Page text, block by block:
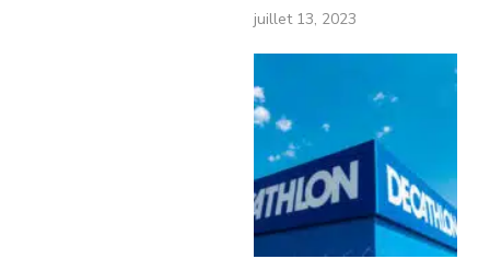
juillet 13, 2023